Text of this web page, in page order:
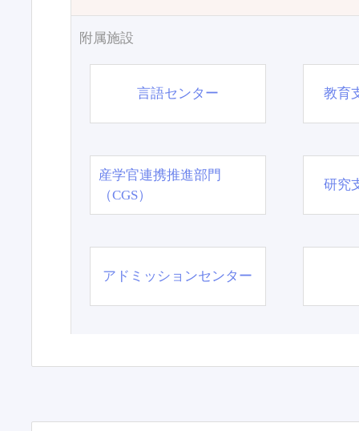
附属施設
言語センター 教育
産学官連携推進部門
（CGS）
研究
アドミッションセンター